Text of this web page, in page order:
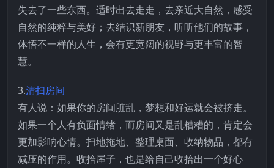
失去了一些东西。适时出去走走，去亲近大自然，感受
自然的纯粹与美好；去结识新朋友，听听他们的故事，
体悟不一样的人生，会有更宽阔的视野与更丰富的智
慧。
3.清扫房间
有人说：如果你的房间脏乱，梦想和好运就会被挤走。
如果一个人有负面情绪，而房间又是乱糟糟的，肯定会
更加影响心情。扫地拖地、整理桌面、收纳物品，都有
减压的作用。收拾屋子，也是给自己收拾出一个好心